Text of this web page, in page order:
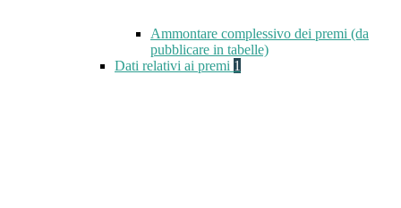
Ammontare complessivo dei premi (da
pubblicare in tabelle)
Dati relativi ai premi 1